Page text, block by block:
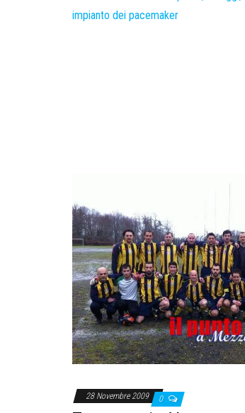
28 Novembre 2009 0